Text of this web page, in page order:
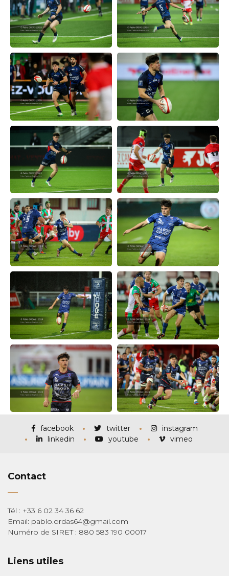
facebook twitter
instagram
linkedin
youtube vimeo
Contact
Tél : +33 6 02 34 36 62
Email: pablo.ordas64@gmail.com
Numéro de SIRET : 880 583 190 00017
Liens utiles